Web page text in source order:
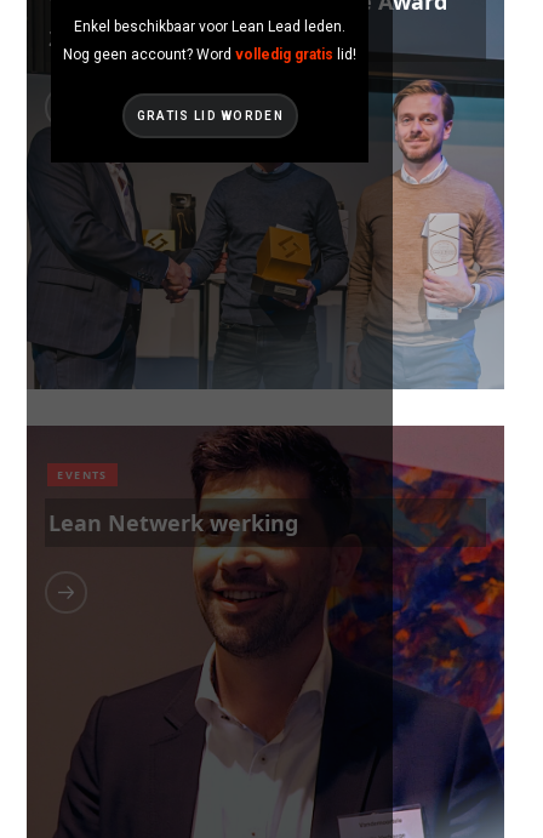
2025
EVENTS
Lean Netwerk werking
Enkel beschikbaar voor Lean Lead leden.
Nog geen account? Wordvolledig gratis lid!
GRATIS LID WORDEN